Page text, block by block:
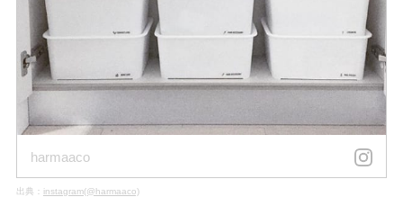
harmaaco
出典： instagram(@harmaaco)